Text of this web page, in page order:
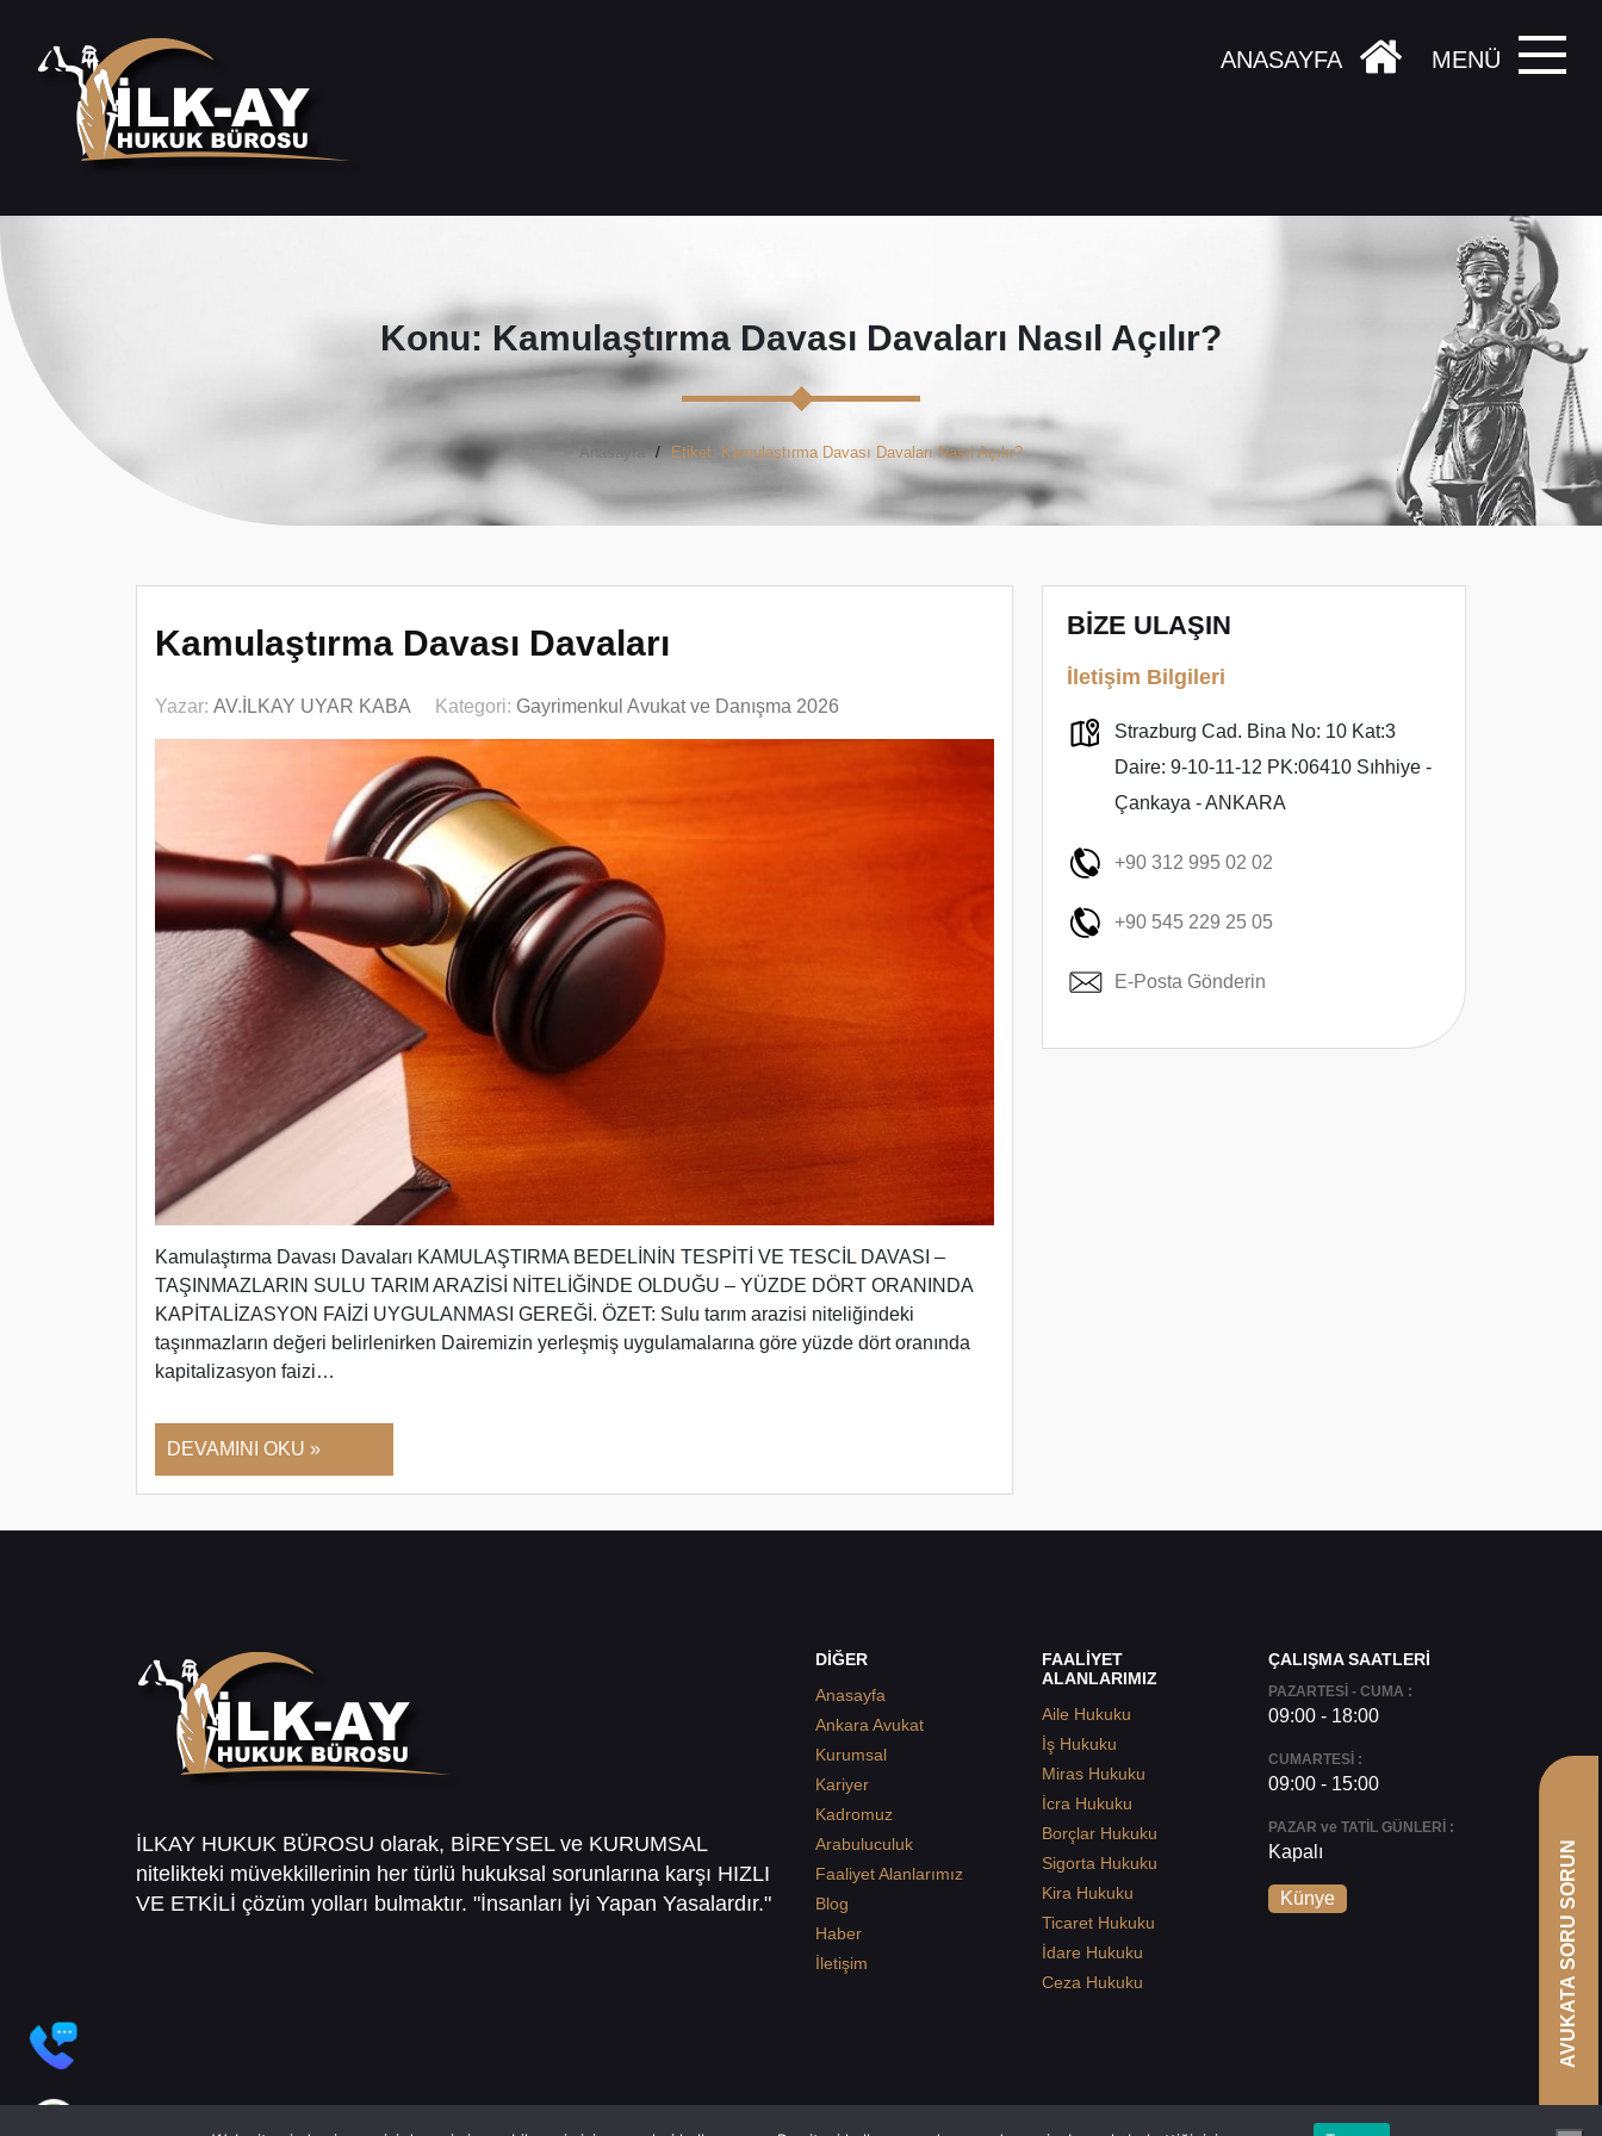
MENÜ
ANASAYFA
Konu: Kamulaştırma Davası Davaları Nasıl Açılır?
Anasayfa Etiket: Kamulaştırma Davası Davaları Nasıl Açılır?
Kamulaştırma Davası Davaları
Yazar: AV.İLKAY UYAR KABA Kategori: Gayrimenkul Avukat ve Danışma 2026
Kamulaştırma Davası Davaları KAMULAŞTIRMA BEDELİNİN TESPİTİ VE TESCİL DAVASI –
TAŞINMAZLARIN SULU TARIM ARAZİSİ NİTELİĞİNDE OLDUĞU – YÜZDE DÖRT ORANINDA
KAPİTALİZASYON FAİZİ UYGULANMASI GEREĞİ. ÖZET: Sulu tarım arazisi niteliğindeki
taşınmazların değeri belirlenirken Dairemizin yerleşmiş uygulamalarına göre yüzde dört oranında
kapitalizasyon faizi…
DEVAMINI OKU »
BİZE ULAŞIN
İletişim Bilgileri
Strazburg Cad. Bina No: 10 Kat:3
Daire: 9-10-11-12 PK:06410 Sıhhiye -
Çankaya - ANKARA
+90 312 995 02 02
+90 545 229 25 05
E-Posta Gönderin
İLKAY HUKUK BÜROSU olarak, BİREYSEL ve KURUMSAL
nitelikteki müvekkillerinin her türlü hukuksal sorunlarına karşı HIZLI
VE ETKİLİ çözüm yolları bulmaktır. "İnsanları İyi Yapan Yasalardır."
DİĞER
Anasayfa
Ankara Avukat
Kurumsal
Kariyer
Kadromuz
Arabuluculuk
Faaliyet Alanlarımız
Blog
Haber
İletişim
FAALİYET
ALANLARIMIZ
Aile Hukuku
İş Hukuku
Miras Hukuku
İcra Hukuku
Borçlar Hukuku
Sigorta Hukuku
Kira Hukuku
Ticaret Hukuku
İdare Hukuku
Ceza Hukuku
ÇALIŞMA SAATLERİ
PAZARTESİ - CUMA :
09:00 - 18:00
CUMARTESİ :
09:00 - 15:00
PAZAR ve TATİL GÜNLERİ :
Kapalı
Künye AVUKATA SORU SORUN